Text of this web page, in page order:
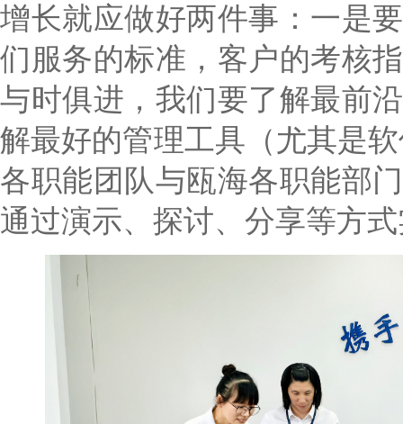
增长就应做好两件事：一是
们服务的标准，客户的考核
与时俱进，我们要了解最前
解最好的管理工具（尤其是
各职能团队与瓯海各职能部
通过演示、探讨、分享等方